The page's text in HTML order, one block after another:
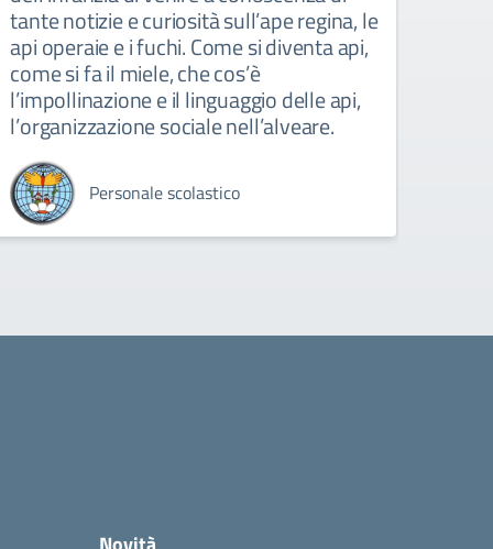
tante notizie e curiosità sull’ape regina, le
api operaie e i fuchi. Come si diventa api,
come si fa il miele, che cos’è
l’impollinazione e il linguaggio delle api,
l’organizzazione sociale nell’alveare.
Personale scolastico